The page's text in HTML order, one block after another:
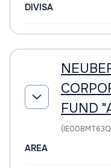
DIVISA
FUND
AREA